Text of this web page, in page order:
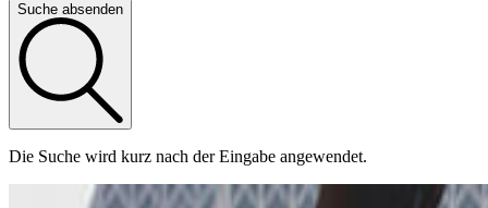
Suche absenden
Die Suche wird kurz nach der Eingabe angewendet.